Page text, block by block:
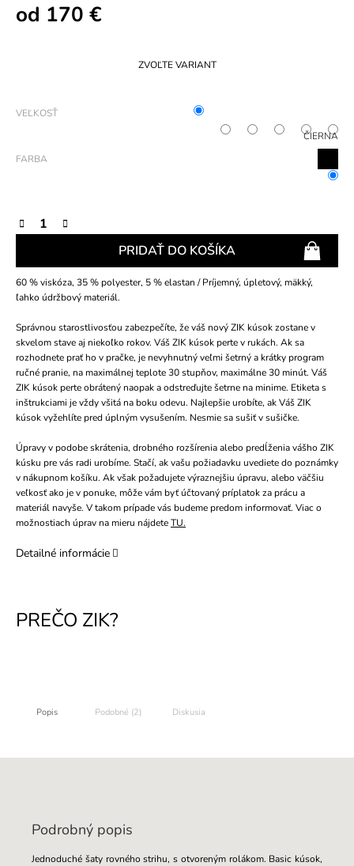
od 170 €
ZVOĽTE VARIANT
VEĽKOSŤ
FARBA
ČIERNA
PRIDAŤ DO KOŠÍKA
60 % viskóza, 35 % polyester, 5 % elastan / Príjemný, úpletový, mäkký,
ľahko údržbový materiál.
Správnou starostlivosťou zabezpečíte, že váš nový ZIK kúsok zostane v
skvelom stave aj niekoľko rokov. Váš ZIK kúsok perte v rukách. Ak sa
rozhodnete prať ho v pračke, je nevyhnutný veľmi šetrný a krátky program
ručné pranie, na maximálnej teplote 30 stupňov, maximálne 30 minút. Váš
ZIK kúsok perte obrátený naopak a odstreďujte šetrne na minime. Etiketa s
inštrukciami je vždy všitá na boku odevu. Najlepšie urobíte, ak Váš ZIK
kúsok vyžehlíte pred úplným vysušením. Nesmie sa sušiť v sušičke.
Úpravy v podobe skrátenia, drobného rozšírenia alebo predĺženia vášho ZIK
kúsku pre vás radi urobíme. Stačí, ak vašu požiadavku uvediete do poznámky
v nákupnom košíku. Ak však požadujete výraznejšiu úpravu, alebo väčšiu
veľkosť ako je v ponuke, môže vám byť účtovaný príplatok za prácu a
materiál navyše. V takom prípade vás budeme predom informovať. Viac o
možnostiach úprav na mieru nájdeteTU.
Detailné informácie
Popis Podobné (2) Diskusia
Podrobný popis
Jednoduché šaty rovného strihu, s otvoreným rolákom. Basic kúsok,